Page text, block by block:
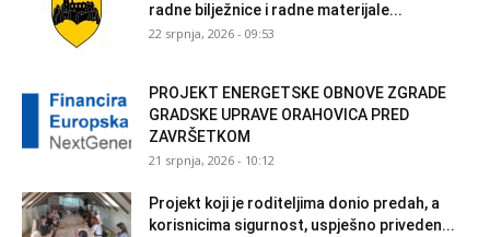
radne bilježnice i radne materijale...
22 srpnja, 2026 - 09:53
PROJEKT ENERGETSKE OBNOVE ZGRADE
GRADSKE UPRAVE ORAHOVICA PRED
ZAVRŠETKOM
21 srpnja, 2026 - 10:12
Projekt koji je roditeljima donio predah, a
korisnicima sigurnost, uspješno priveden...